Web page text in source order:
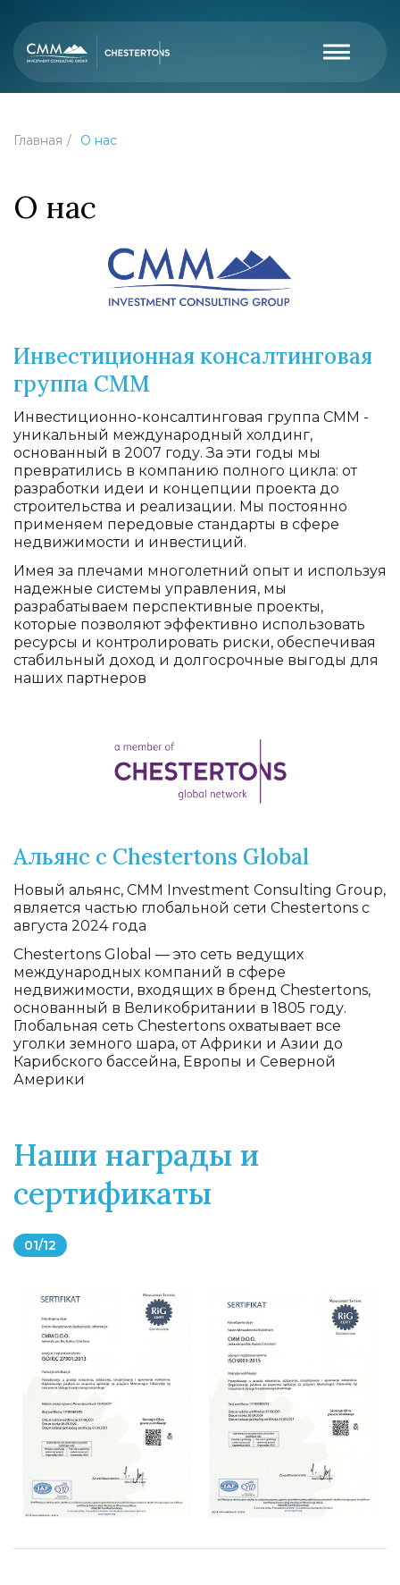
Главная О нас
О нас
Инвестиционная консалтинговая
группа CMM
Инвестиционно-консалтинговая группа CMM -
уникальный международный холдинг,
основанный в 2007 году. За эти годы мы
превратились в компанию полного цикла: от
разработки идеи и концепции проекта до
строительства и реализации. Мы постоянно
применяем передовые стандарты в сфере
недвижимости и инвестиций.
Имея за плечами многолетний опыт и используя
надежные системы управления, мы
разрабатываем перспективные проекты,
которые позволяют эффективно использовать
ресурсы и контролировать риски, обеспечивая
стабильный доход и долгосрочные выгоды для
наших партнеров
Альянс с Chestertons Global
Новый альянс, CMM Investment Consulting Group,
является частью глобальной сети Chestertons с
августа 2024 года
Chestertons Global — это сеть ведущих
международных компаний в сфере
недвижимости, входящих в бренд Chestertons,
основанный в Великобритании в 1805 году.
Глобальная сеть Chestertons охватывает все
уголки земного шара, от Африки и Азии до
Карибского бассейна, Европы и Северной
Америки
Наши награды и
сертификаты
01/12